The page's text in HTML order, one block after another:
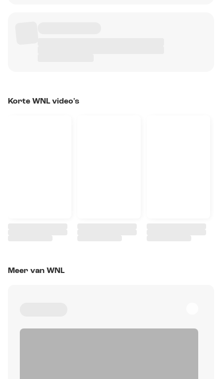
Korte WNL video's
Meer van WNL